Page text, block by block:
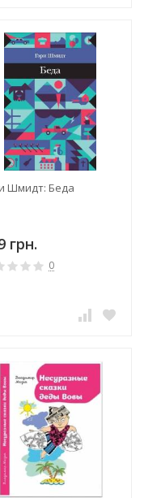
Шмидт: Беда
грн.
0